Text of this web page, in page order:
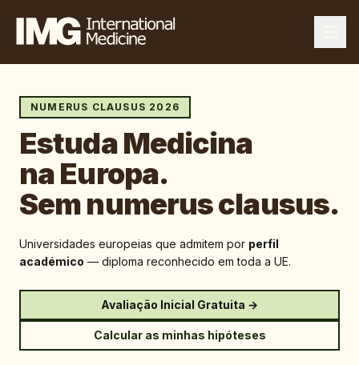
NUMERUS CLAUSUS 2026
Estuda Medicina
na Europa.
Sem numerus clausus.
Universidades europeias que admitem por perfil
académico — diploma reconhecido em toda a UE.
Avaliação Inicial Gratuita →
Calcular as minhas hipóteses